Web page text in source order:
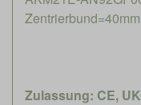
Zulassung: CE,